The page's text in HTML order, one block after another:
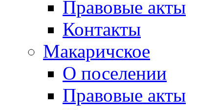
Правовые акты
Контакты
Макаричское
О поселении
Правовые акты